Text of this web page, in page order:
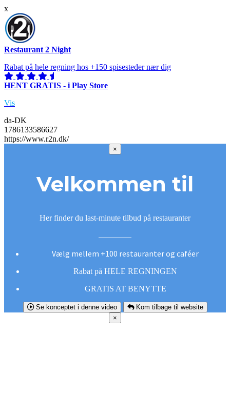
x
Restaurant 2 Night
Rabat på hele regning hos +150 spisesteder nær dig
HENT GRATIS - i Play Store
Vis
da-DK
1786133586627
https://www.r2n.dk/
×
Velkommen til
Her finder du last-minute tilbud på restauranter
Vælg mellem +100 restauranter og caféer
Rabat på HELE REGNINGEN
GRATIS AT BENYTTE
Se konceptet i denne video
Kom tilbage til website
×